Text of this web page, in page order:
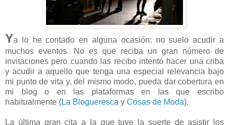
Ya lo he contado en alguna ocasión: no suelo acudir a
muchos eventos. No es que reciba un gran número de
invitaciones pero cuando las recibo intentó hacer una criba
y acudir a aquello que tenga una especial relevancia bajo
mi punto de vita y, del mismo modo, pueda dar cobertura en
mi blog o en las plataformas en las que escribo
habitualmente (La Blogueresca y Cosas de Moda).
La última gran cita a la que tuve la suerte de asistir los